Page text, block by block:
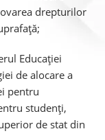
drepturilor
Educației
de alocare a
pentru
studenți,
de stat din